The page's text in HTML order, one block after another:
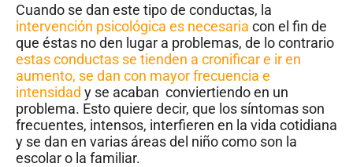
Cuando se dan este tipo de conductas, la
intervención psicológica es necesaria con el fin de
que éstas no den lugar a problemas, de lo contrario
estas conductas se tienden a cronificar e ir en
aumento, se dan con mayor frecuencia e
intensidad y se acaban conviertiendo en un
problema. Esto quiere decir, que los síntomas son
frecuentes, intensos, interfieren en la vida cotidiana
y se dan en varias áreas del niño como son la
escolar o la familiar.